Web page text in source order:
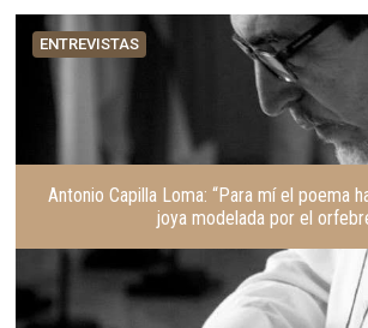
ENTREVISTAS
Antonio Capilla Loma: “Para mí el poema
joya modelada por el